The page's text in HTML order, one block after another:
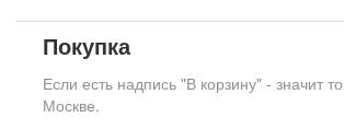
Покупка
Если есть надпись "В корзину" - значит
Москве.